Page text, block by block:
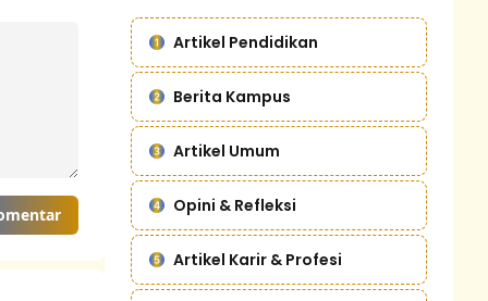
Artikel Pendidikan
Berita Kampus
Artikel Umum
Opini & Refleksi
Artikel Karir & Profesi